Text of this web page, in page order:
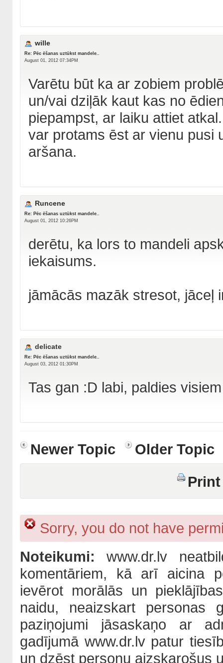
wille
Re: Pēc ēšanas uztūkst mandele..
August 01, 2012 07:34PM
Varētu būt ka ar zobiem
un/vai dziļāk kaut kas no
piepampst, ar laiku attiet
var protams ēst ar vienu pusi
aršana.
Runcene
Re: Pēc ēšanas uztūkst mandele..
August 01, 2012 10:26PM
derētu, ka lors to mandeli
iekaisums.
jāmācās mazāk stresot, jāceļ
delicate
Re: Pēc ēšanas uztūkst mandele..
August 03, 2012 01:30PM
Tas gan :D labi, paldies
Newer Topic
Older Topic
Sorry, you do not have
Noteikumi:www.dr.lv
komentāriem, kā arī aicina
ievērot morālās un
naidu, neaizskart personas
paziņojumi jāsaskaņo ar
gadījumā www.dr.lv patur
un dzēst personu aizskarošus